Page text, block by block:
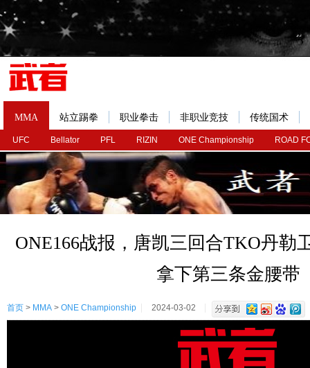
MMA
UFC Bellator PFL RIZIN ONE Championship ROAD
站立踢拳 职业拳击 非职业竞技 传统国术
ONE166战报，唐凯三回合TKO丹勒
拿下第三条金腰带
首页 > MMA > ONE Championship 2024-03-02